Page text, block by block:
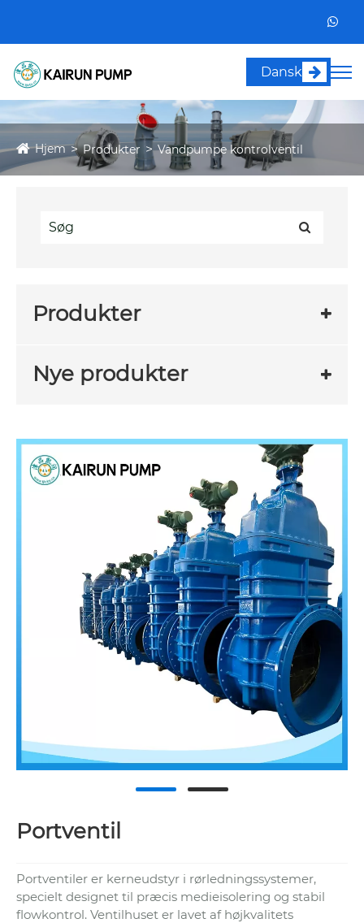
Dansk
Hjem Produkter Vandpumpe kontrolventil
Produkter
Nye produkter
Portventil
Portventiler er kerneudstyr i rørledningssystemer,
specielt designet til præcis medieisolering og stabil
flowkontrol. Ventilhuset er lavet af højkvalitets